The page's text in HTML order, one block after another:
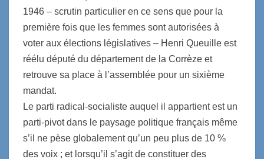
1946 – scrutin particulier en ce sens que pour la
première fois que les femmes sont autorisées à
voter aux élections législatives – Henri Queuille est
réélu député du département de la Corrèze et
retrouve sa place à l’assemblée pour un sixième
mandat.
Le parti radical-socialiste auquel il appartient est un
parti-pivot dans le paysage politique français même
s’il ne pèse globalement qu’un peu plus de 10 %
des voix ; et lorsqu’il s’agit de constituer des